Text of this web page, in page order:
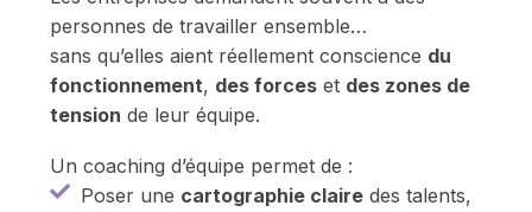
personnes de travailler ensemble…
sans qu’elles aient réellement conscience du
fonctionnement, des forces et des zones de
tension de leur équipe.
Un coaching d’équipe permet de :
Poser une cartographie claire des talents,